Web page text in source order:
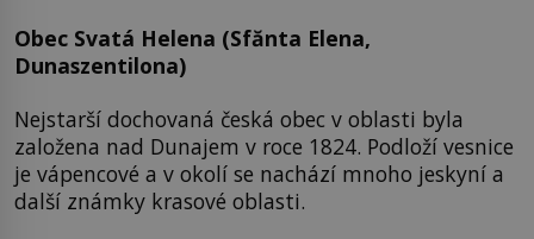
Obec Svatá Helena (Sfănta Elena,
Dunaszentilona)
Nejstarší dochovaná česká obec v oblasti byla
založena nad Dunajem v roce 1824. Podloží vesnice
je vápencové a v okolí se nachází mnoho jeskyní a
další známky krasové oblasti.